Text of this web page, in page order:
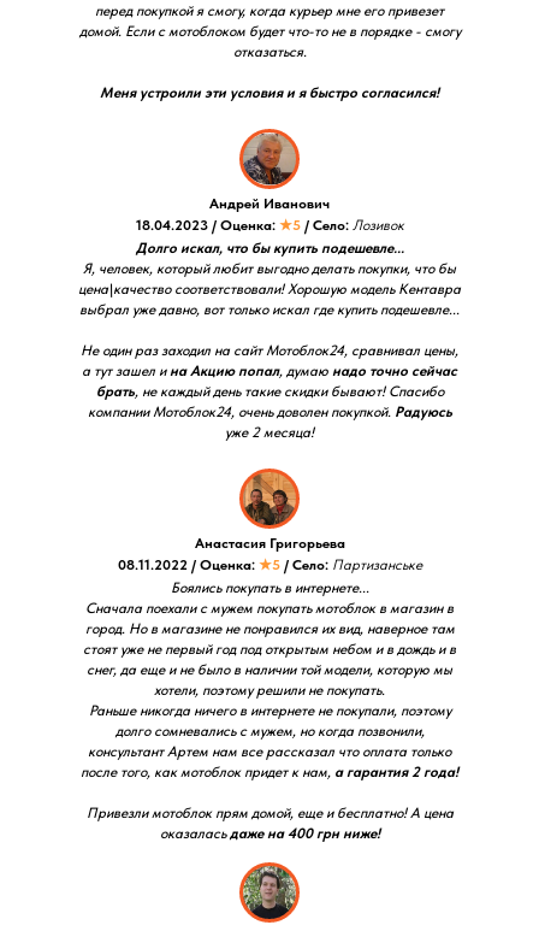
перед покупкой я смогу, когда курьер мне его привезет
домой. Если с мотоблоком будет что-то не в порядке - смогу
отказаться.
Меня устроили эти условия и я быстро согласился!
Боялись покупать в интернете...
Сначала поехали с мужем покупать мотоблок в магазин в
город. Но в магазине не понравился их вид, наверное там
стоят уже не первый год под открытым небом и в дождь и в
снег, да еще и не было в наличии той модели, которую мы
хотели, поэтому решили не покупать.
Раньше никогда ничего в интернете не покупали, поэтому
долго сомневались с мужем, но когда позвонили,
консультант Артем нам все рассказал что оплата только
после того, как мотоблок придет к нам, а гарантия 2 года!
Привезли мотоблок прям домой, еще и бесплатно! А цена
оказаласьдаже на 400 грн ниже!
Анастасия Григорьева
08.11.2022 / Оценка: ★5 / Село: Партизанське
Долго искал, что бы купить подешевле...
Я, человек, который любит выгодно делать покупки, что бы
цена\качество соответствовали! Хорошую модель Кентавра
выбрал уже давно, вот только искал где купить подешевле...
Не один раз заходил на сайт Мотоблок24, сравнивал цены,
а тут зашел ина Акцию попал, думаю надо точно сейчас
брать, не каждый день такие скидки бывают! Спасибо
компании Мотоблок24, очень доволен покупкой. Радуюсь
уже 2 месяца!
Андрей Иванович
18.04.2023 / Оценка: ★5 / Село: Лозивок